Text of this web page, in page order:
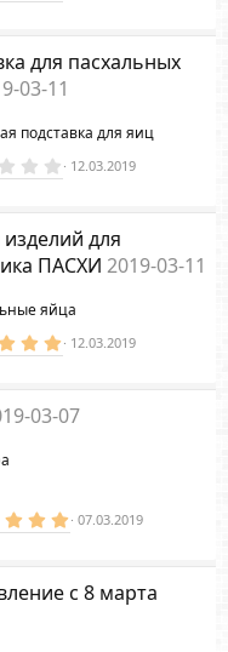
0
в
ё
з
для пасхальных
03-11
подставка для яиц
0
.
0
в
ё
з
12.03.2019
для
ПАСХИ 2019-03-11
яйца
5
.
0
з
в
12.03.2019
03-07
5
.
0
в
07.03.2019
с 8 марта